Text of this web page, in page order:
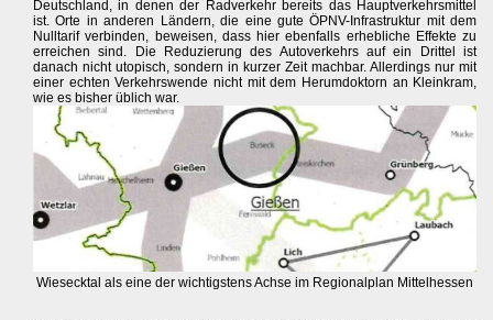
Deutschland, in denen der Radverkehr bereits das Hauptverkehrsmittel
ist. Orte in anderen Ländern, die eine gute ÖPNV-Infrastruktur mit dem
Nulltarif verbinden, beweisen, dass hier ebenfalls erhebliche Effekte zu
erreichen sind. Die Reduzierung des Autoverkehrs auf ein Drittel ist
danach nicht utopisch, sondern in kurzer Zeit machbar. Allerdings nur mit
einer echten Verkehrswende nicht mit dem Herumdoktorn an Kleinkram,
wie es bisher üblich war.
Wiesecktal als eine der wichtigstens Achse im Regionalplan Mittelhessen